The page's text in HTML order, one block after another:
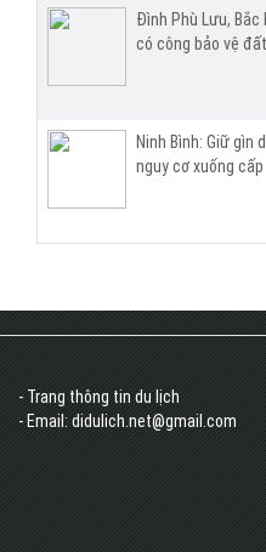
Đình Phù Lưu,
có công bảo vệ
Ninh Bình: Giữ gìn
nguy cơ xuống cấp
- Trang thông tin du lịch
- Email: didulich.net@gmail.com